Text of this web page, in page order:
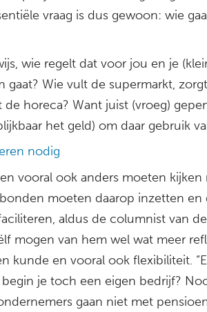
vraag is dus gewoon: wie
wie regelt dat voor jou en je
gaat? Wie vult de supermarkt,
horeca? Want juist (vroeg)
het geld) om daar gebruik
nodig
vooral ook anders moeten kijken
moeten daarop inzetten en
aldus de columnist van de
mogen van hem wel wat meer
kunde en vooral ook flexibiliteit.
begin je toch een eigen bedrijf?
gaan niet met